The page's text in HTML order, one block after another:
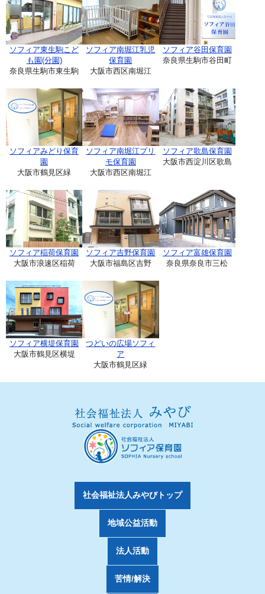
ソフィア東生駒こど
も園(分園)
奈良県生駒市東生駒
ソフィア南堀江乳児
保育園
大阪市西区南堀江
ソフィア谷田保育園
奈良県生駒市谷田町
ソフィアみどり保育
園
大阪市鶴見区緑
ソフィア南堀江プリ
モ保育園
大阪市西区南堀江
ソフィア歌島保育園
大阪市西淀川区歌島
ソフィア稲荷保育園
大阪市浪速区稲荷
ソフィア吉野保育園
大阪市福島区吉野
ソフィア富雄保育園
奈良県奈良市三松
ソフィア横堤保育園
大阪市鶴見区横堤
つどいの広場ソフィ
ア
大阪市鶴見区緑
社会福祉法人みやびトップ
地域公益活動
法人活動
苦情/解決